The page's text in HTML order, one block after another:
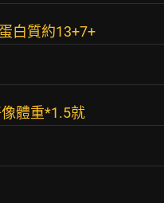
白質約13+7+
體重*1.5就